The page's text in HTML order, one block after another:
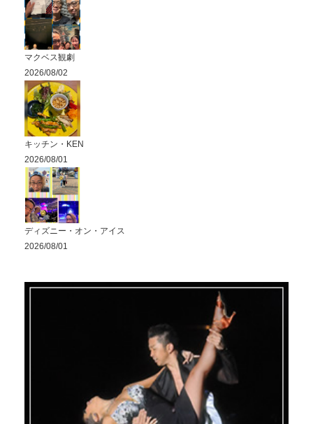
マクベス観劇
2026/08/02
キッチン・KEN
2026/08/01
ディズニー・オン・アイス
2026/08/01